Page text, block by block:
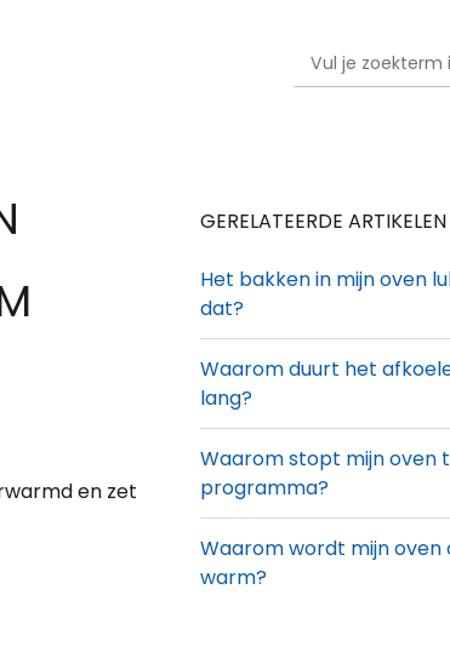
en zet
GERELATEERDE ARTIKELEN
Het bakken in mijn oven
dat?
Waarom duurt het
lang?
Waarom stopt mijn oven
programma?
Waarom wordt mijn
warm?